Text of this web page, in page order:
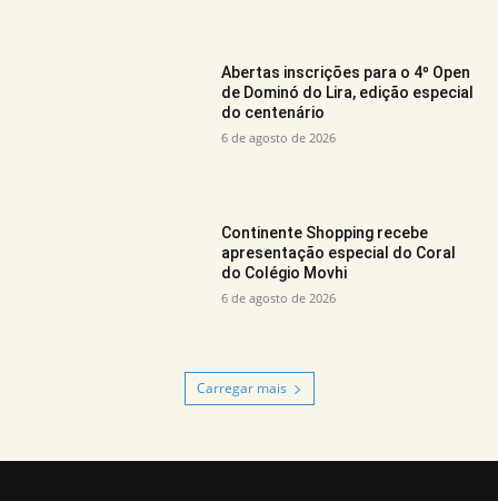
Abertas inscrições para o 4º Open
de Dominó do Lira, edição especial
do centenário
6 de agosto de 2026
Continente Shopping recebe
apresentação especial do Coral
do Colégio Movhi
6 de agosto de 2026
Carregar mais